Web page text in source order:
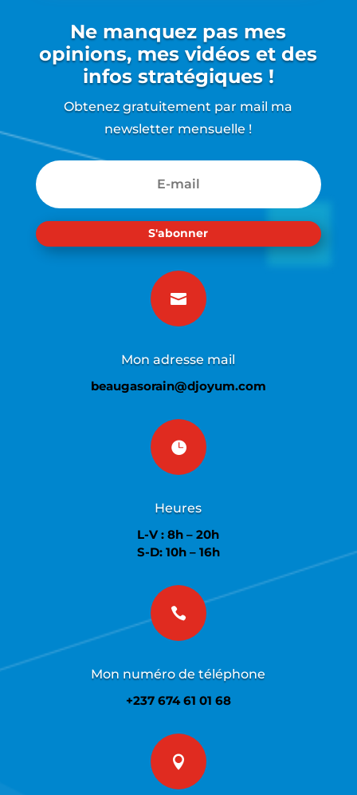
Ne manquez pas mes
opinions, mes vidéos et des
infos stratégiques !
Obtenez gratuitement par mail ma
newsletter mensuelle !
S'abonner

Mon adresse mail
beaugasorain@djoyum.com

Heures
L-V : 8h – 20h
S-D: 10h – 16h

Mon numéro de téléphone
+237 674 61 01 68
